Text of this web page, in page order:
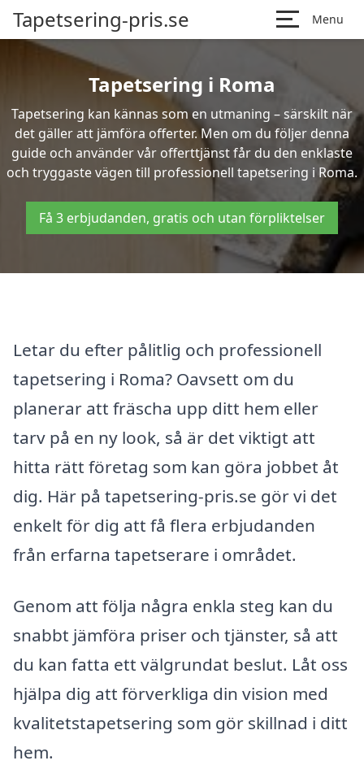
Tapetsering-pris.se Menu
Tapetsering i Roma
Tapetsering kan kännas som en utmaning – särskilt när
det gäller att jämföra offerter. Men om du följer denna
guide och använder vår offerttjänst får du den enklaste
och tryggaste vägen till professionell tapetsering i Roma.
Få 3 erbjudanden, gratis och utan förpliktelser
Letar du efter pålitlig och professionell
tapetsering i Roma? Oavsett om du
planerar att fräscha upp ditt hem eller
tarv på en ny look, så är det viktigt att
hitta rätt företag som kan göra jobbet åt
dig. Här på tapetsering-pris.se gör vi det
enkelt för dig att få flera erbjudanden
från erfarna tapetserare i området.
Genom att följa några enkla steg kan du
snabbt jämföra priser och tjänster, så att
du kan fatta ett välgrundat beslut. Låt oss
hjälpa dig att förverkliga din vision med
kvalitetstapetsering som gör skillnad i ditt
hem.